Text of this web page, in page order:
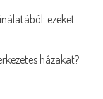
ezeket
házakat?